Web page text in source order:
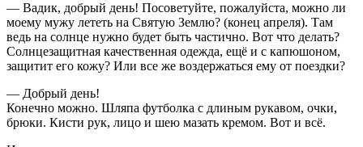
— Вадик, добрый день! Посоветуйте, пожалуйста, можно ли
моему мужу лететь на Святую Землю? (конец апреля). Там
ведь на солнце нужно будет быть частично. Вот что делать?
Солнцезащитная качественная одежда, ещё и с капюшоном,
защитит его кожу? Или все же воздержаться ему от поездки?
— Добрый день!
Конечно можно. Шляпа футболка с длиным рукавом, очки,
брюки. Кисти рук, лицо и шею мазать кремом. Вот и всё.